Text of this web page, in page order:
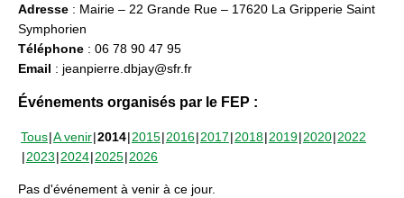
Adresse : Mairie – 22 Grande Rue – 17620 La Gripperie Saint
Symphorien
Téléphone : 06 78 90 47 95
Email : jeanpierre.dbjay@sfr.fr
Événements organisés par le FEP :
Tous A venir 2014 2015 2016 2017 2018 2019 2020 2022
2023 2024 2025 2026
Pas d'événement à venir à ce jour.